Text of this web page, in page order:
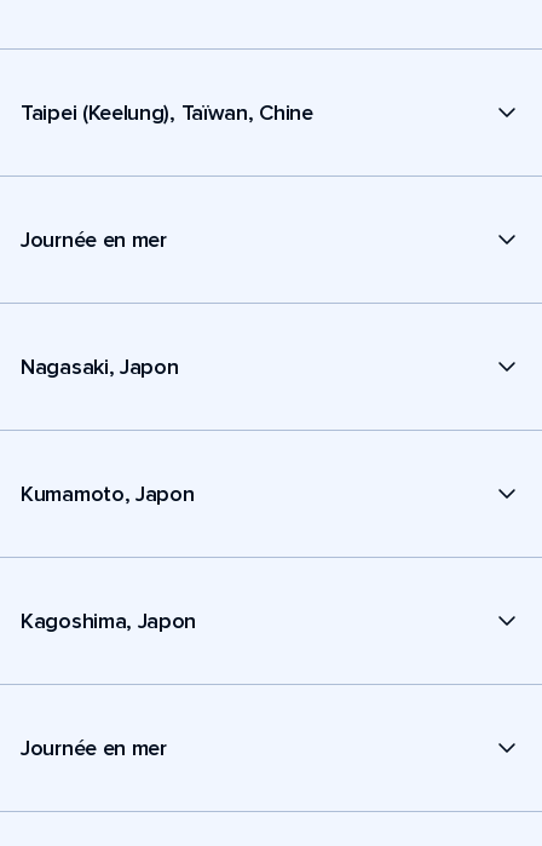
Taipei (Keelung), Taïwan, Chine
Journée en mer
Nagasaki, Japon
Kumamoto, Japon
Kagoshima, Japon
Journée en mer